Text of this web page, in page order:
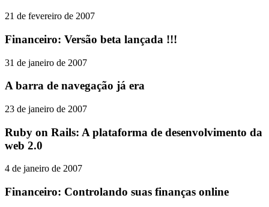
21 de fevereiro de 2007
Financeiro: Versão beta lançada !!!
31 de janeiro de 2007
A barra de navegação já era
23 de janeiro de 2007
Ruby on Rails: A plataforma de desenvolvimento da
web 2.0
4 de janeiro de 2007
Financeiro: Controlando suas finanças online